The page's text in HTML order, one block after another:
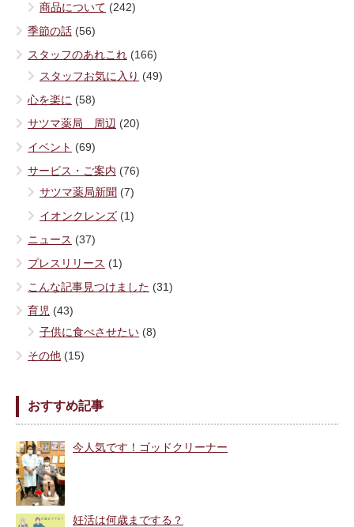
商品について (242)
季節の話 (56)
スタッフのあれこれ (166)
スタッフお気に入り (49)
心を楽に (58)
サツマ薬局 周辺 (20)
イベント (69)
サービス・ご案内 (76)
サツマ薬局新聞 (7)
イオンクレンズ (1)
ニュース (37)
プレスリリース (1)
こんな記事見つけました (31)
育児 (43)
子供に食べさせたい (8)
その他 (15)
おすすめ記事
今人気です！ゴッドクリーナー
妊活は何歳までする？